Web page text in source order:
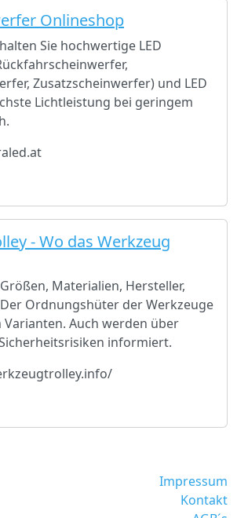
Onlineshop
Sie hochwertige LED
Zusatzscheinwerfer) und LED
Lichtleistung bei geringem
- Wo das Werkzeug
Materialien, Hersteller,
Ordnungshüter der Werkzeuge
Varianten. Auch werden über
informiert.
Impressum
Kontakt